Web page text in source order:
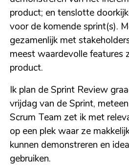
product; en tenslotte
voor de komende sprint(s).
gezamenlijk met
meest waardevolle features
product.
Ik plan de Sprint Review
vrijdag van de Sprint,
Scrum Team zet ik met
op een plek waar ze
kunnen demonstreren en
gebruiken.